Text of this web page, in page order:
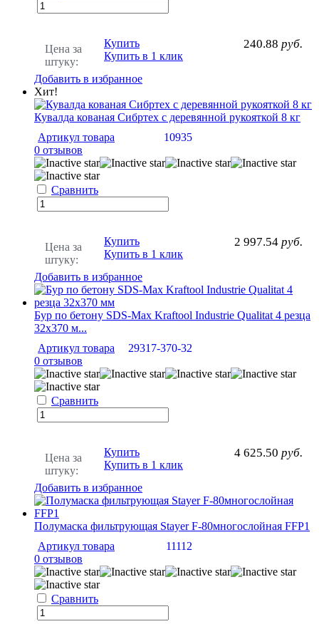
Цена за
штуку:
240.88 руб.
Купить
Купить в 1 клик
Добавить в избранное
Хит!
Кувалда кованая Сибртех с деревянной рукояткой 8 кг
Артикул товара
10935
0 отзывов
Сравнить
Цена за
штуку:
2 997.54 руб.
Купить
Купить в 1 клик
Добавить в избранное
Бур по бетону SDS-Max Kraftool Industrie Qualitat 4 резца
32х370 м...
Артикул товара
29317-370-32
0 отзывов
Сравнить
Цена за
штуку:
4 625.50 руб.
Купить
Купить в 1 клик
Добавить в избранное
Полумаска фильтрующая Stayer F-80многослойная FFP1
Артикул товара
11112
0 отзывов
Сравнить